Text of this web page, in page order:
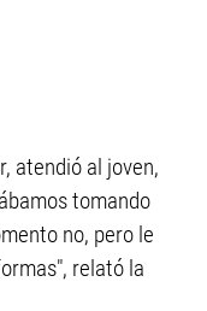
atendió al joven,
tomando
no, pero le
relató la